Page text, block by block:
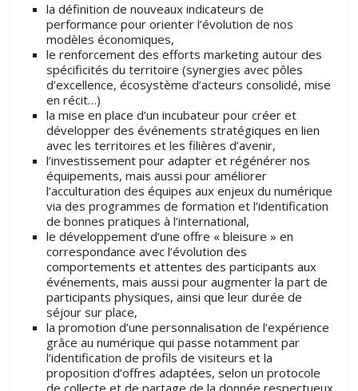
la définition de nouveaux indicateurs de
performance pour orienter l’évolution de nos
modèles économiques,
le renforcement des efforts marketing autour des
spécificités du territoire (synergies avec pôles
d’excellence, écosystème d’acteurs consolidé, mise
en récit…)
la mise en place d’un incubateur pour créer et
développer des événements stratégiques en lien
avec les territoires et les filières d’avenir,
l’investissement pour adapter et régénérer nos
équipements, mais aussi pour améliorer
l’acculturation des équipes aux enjeux du numérique
via des programmes de formation et l’identification
de bonnes pratiques à l’international,
le développement d’une offre « bleisure » en
correspondance avec l’évolution des
comportements et attentes des participants aux
événements, mais aussi pour augmenter la part de
participants physiques, ainsi que leur durée de
séjour sur place,
la promotion d’une personnalisation de l’expérience
grâce au numérique qui passe notamment par
l’identification de profils de visiteurs et la
proposition d’offres adaptées, selon un protocole